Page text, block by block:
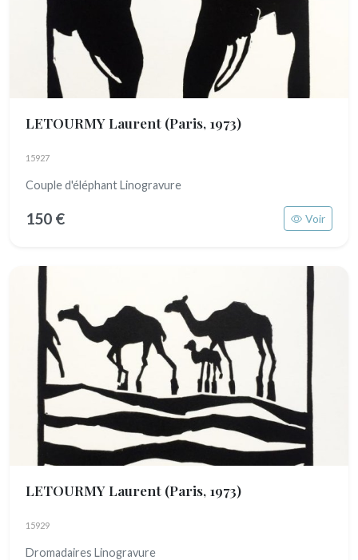
LETOURMY Laurent (Paris, 1973)
15927
Couple d'éléphant Linogravure
150 € Voir
LETOURMY Laurent (Paris, 1973)
15929
Dromadaires Linogravure